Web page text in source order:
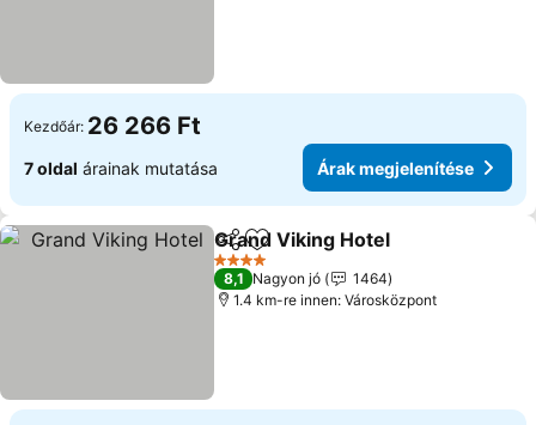
Kezdőár: 26 266 Ft
7 oldal árainak mutatása Árak megjelenítése
Megosztás
Hozzáadás a kedvencekhez
Grand Viking Hotel
4 Kategória
8,1 Nagyon jó
1464
1.4 km-re innen: Városközpont